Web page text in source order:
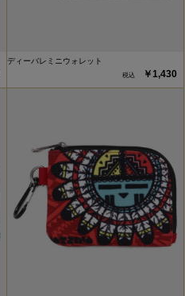
ディーバレミニウォレット
￥1,430